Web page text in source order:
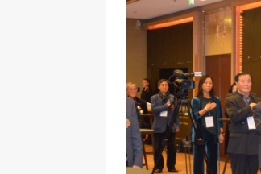
[ 2026-07-27 ]
[ 2026-07-20 ]
[ 2026-07-20 ]
인소식
[ 2026-07-20 ]
[ 2022-03-20 ]